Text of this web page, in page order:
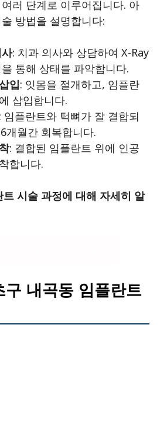
러 단계로 이루어집니다. 아
방법을 설명합니다:
: 치과 의사와 상담하여 X-Ray
통해 상태를 파악합니다.
입: 잇몸을 절개하고, 임플란
삽입합니다.
임플란트와 턱뼈가 잘 결합되
개월간 회복합니다.
: 결합된 임플란트 위에 인공
합니다.
시술 과정에 대해 자세히 알
구 내곡동 임플란트